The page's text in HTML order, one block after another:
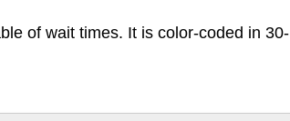
of wait times. It is color-coded in 30-